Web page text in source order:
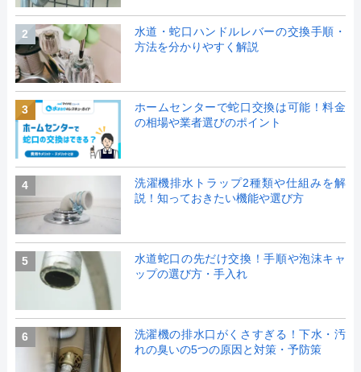
2
水道・蛇口ハンドルレバーの交換手順・
方法を分かりやすく解説
3
ホームセンターで蛇口交換は可能！料金
の相場や業者選びのポイント
4
洗濯機排水トラップ2種類や仕組みを解
説！知っておきたい機能や選び方
5
水道蛇口の先だけ交換！手順や泡沫キャ
ップの選び方・手入れ
6
洗濯機の排水口がくさすぎる！下水・汚
れの臭いの5つの原因と対策・予防策